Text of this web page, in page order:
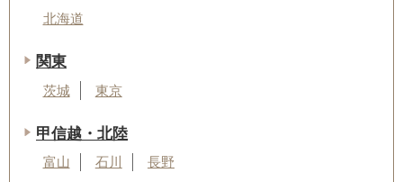
北海道
関東
茨城 東京
甲信越・北陸
富山 石川 長野